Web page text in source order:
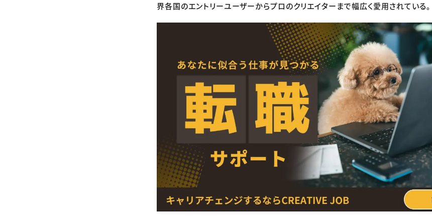
界各国のエントリーユーザーからプロのクリエイターまで幅広く愛用されている。